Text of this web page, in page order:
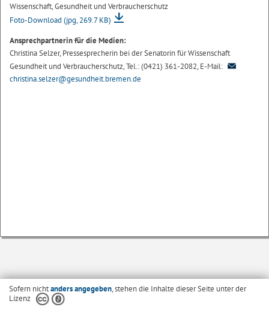
Wissenschaft, Gesundheit und Verbraucherschutz
Foto-Download (jpg, 269.7 KB)
Ansprechpartnerin für die Medien:
Christina Selzer, Pressesprecherin bei der Senatorin für Wissenschaft
Gesundheit und Verbraucherschutz, Tel.: (0421) 361-2082, E-Mail:
christina.selzer@gesundheit.bremen.de
Sofern nichtanders angegeben, stehen die Inhalte dieser Seite unter der
Lizenz